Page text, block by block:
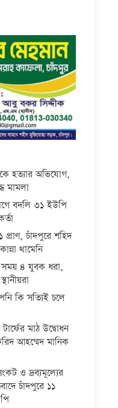
হত্যার অভিযোগ,
মামলা
বদলি ৩১ ইউপি
চাঁদপুরে শহিদ
থামেনি
সময় ৪ যুবক ধরা,
কি সত্যিই চলে
মাঠ উদ্বোধন
আহম্মেদ মানিক
ও দ্রব্যমূল্যের
চাঁদপুরে ১১